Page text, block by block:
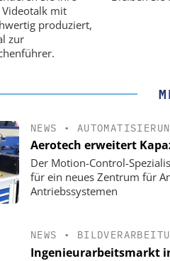
mit
produziert,
zur
Präzision mit
NEWS •
Aerotech erweitert
Der Motion-Control-
für ein neues Zentrum für
Antriebssystemen
NEWS •
Ingenieurarbeitsmarkt